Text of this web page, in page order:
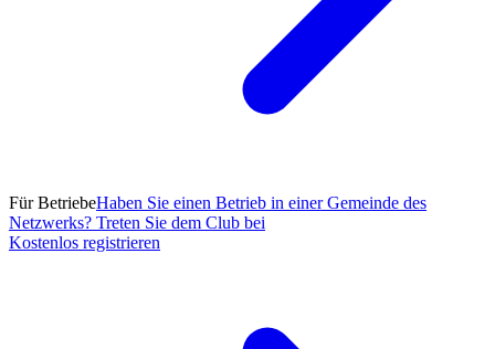
Für BetriebeHaben Sie einen Betrieb in einer Gemeinde des
Netzwerks? Treten Sie dem Club bei
Kostenlos registrieren